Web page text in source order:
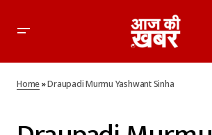
Home»Draupadi Murmu Yashwant Sinha